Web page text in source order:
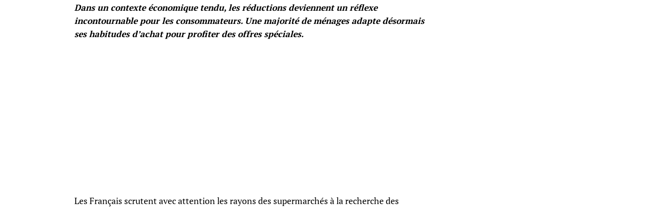
Dans un contexte économique tendu, les réductions deviennent un réflexe
incontournable pour les consommateurs. Une majorité de ménages adapte désormais
ses habitudes d’achat pour profiter des offres spéciales.
Les Français scrutent avec attention les rayons des supermarchés à la recherche des